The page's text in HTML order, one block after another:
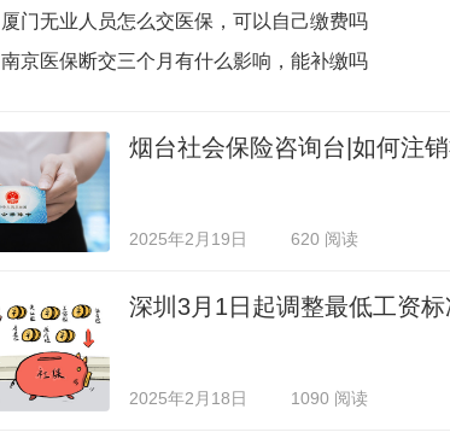
厦门无业人员怎么交医保，可以自己缴费吗
南京医保断交三个月有什么影响，能补缴吗
烟台社会保险咨询台|如何注
2025年2月19日 620 阅读
深圳3月1日起调整最低工资
2025年2月18日 1090 阅读